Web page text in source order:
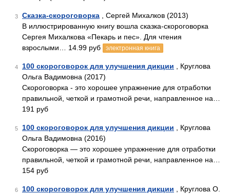
3 Сказка-скороговорка , Сергей Михалков (2013)
В иллюстрированную книгу вошла сказка-скороговорка
Сергея Михалкова «Пекарь и пес». Для чтения
взрослыми… 14.99 руб
электронная книга
4 100 скороговорок для улучшения дикции , Круглова
Ольга Вадимовна (2017)
Скороговорка - это хорошее упражнение для отработки
правильной, четкой и грамотной речи, направленное на…
191 руб
5 100 скороговорок для улучшения дикции , Круглова
Ольга Вадимовна (2016)
Скороговорка — это хорошее упражнение для отработки
правильной, четкой и грамотной речи, направленное на…
154 руб
6 100 скороговорок для улучшения дикции , Круглова О.